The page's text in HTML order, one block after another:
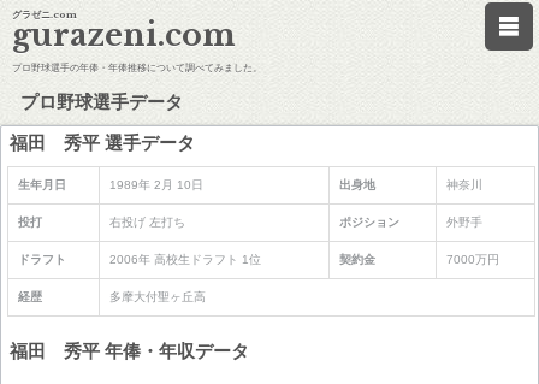
グラゼニ.com
gurazeni.com
プロ野球選手の年俸・年俸推移について調べてみました。
プロ野球選手データ
福田 秀平 選手データ
生年月日 1989年 2月 10日 出身地 神奈川
投打 右投げ 左打ち ポジション 外野手
ドラフト 2006年 高校生ドラフト 1位 契約金 7000万円
経歴 多摩大付聖ヶ丘高
福田 秀平 年俸・年収データ